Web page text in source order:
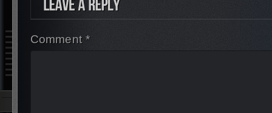
Comment *